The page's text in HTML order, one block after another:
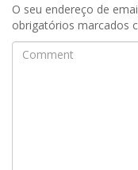
O seu endereço de
obrigatórios marcados